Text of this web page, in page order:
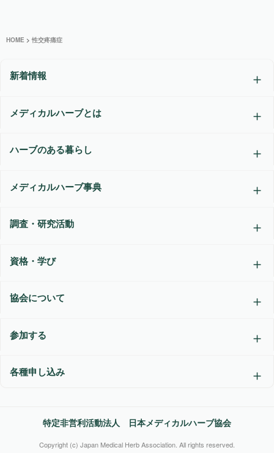
HOME > 性交疼痛症
新着情報
メディカルハーブとは
ハーブのある暮らし
メディカルハーブ事典
調査・研究活動
資格・学び
協会について
参加する
各種申し込み
特定非営利活動法人 日本メディカルハーブ協会
Copyright (c) Japan Medical Herb Association. All rights reserved.